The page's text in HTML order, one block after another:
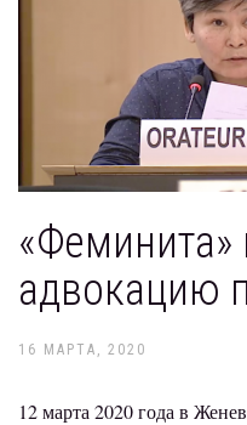
адвокацию
16 МАРТА, 2020
12 марта 2020 года в